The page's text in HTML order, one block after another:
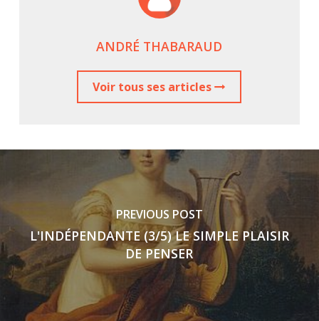
ANDRÉ THABARAUD
Voir tous ses articles
PREVIOUS POST
L'INDÉPENDANTE (3/5) LE SIMPLE PLAISIR
DE PENSER